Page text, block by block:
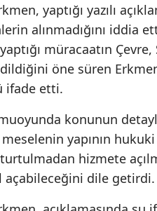
yaptığı yazılı
alınmadığını iddia
müracaatın
öne süren
ifade etti.
konunun
meselenin yapının
hizmete
açabileceğini dile getirdi.